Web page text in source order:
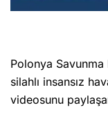
Polonya Savunma
silahlı insansız
videosunu